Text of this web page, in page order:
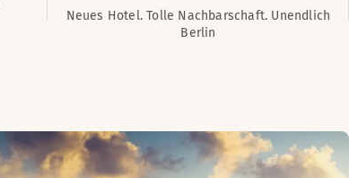
Neues Hotel. Tolle Nachbarschaft. Unendlich
Berlin